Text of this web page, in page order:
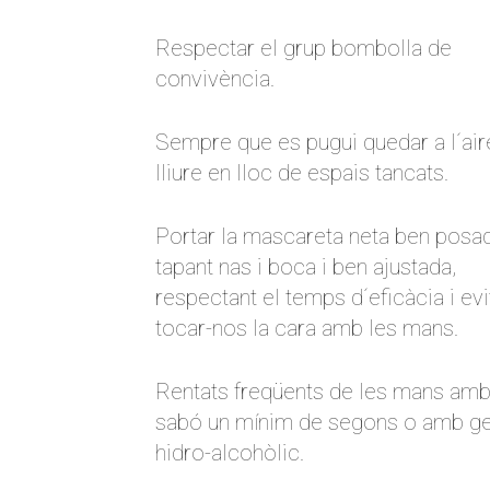
Respectar el grup bombolla de
convivència.
Sempre que es pugui quedar a
lliure en lloc de espais tancats.
Portar la mascareta neta ben
tapant nas i boca i ben ajustada,
respectant el temps d´eficàcia i
tocar-nos la cara amb les mans.
Rentats freqüents de les mans amb
sabó un mínim de segons o amb
hidro-alcohòlic.